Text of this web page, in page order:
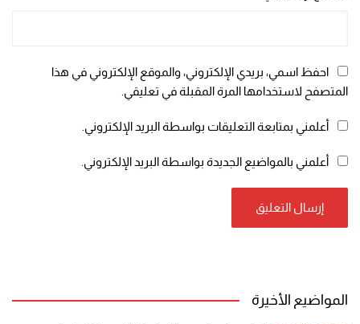
احفظ اسمي، بريدي الإلكتروني، والموقع الإلكتروني في هذا
المتصفح لاستخدامها المرة المقبلة في تعليقي.
أعلمني بمتابعة التعليقات بواسطة البريد الإلكتروني.
أعلمني بالمواضيع الجديدة بواسطة البريد الإلكتروني.
المواضيع الأخيرة